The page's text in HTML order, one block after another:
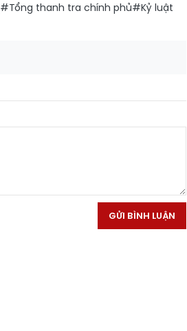
#Tổng thanh tra chính phủ#Kỷ luật
GỬI BÌNH LUẬN